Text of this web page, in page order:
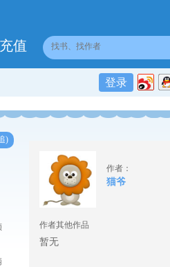
充值
登录
)
作者：
猫爷
作者其他作品
暂无